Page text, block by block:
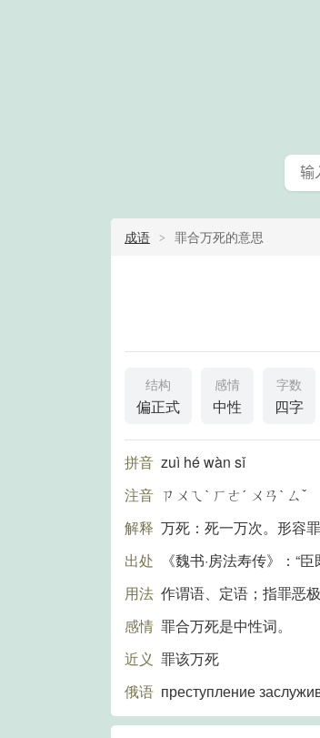
成语 罪合万死的意思
结构
偏正式
感情
中性
字数
四字
拼音 zuì hé wàn sǐ
注音 ㄗㄨㄟˋ ㄏㄜˊ ㄨㄢˋ ㄙˇ
解释 万死：死一万次。形容罪
出处
《魏书·房法寿传》：“
用法 作谓语、定语；指罪恶极
感情 罪合万死是中性词。
近义 罪该万死
俄语 преступление